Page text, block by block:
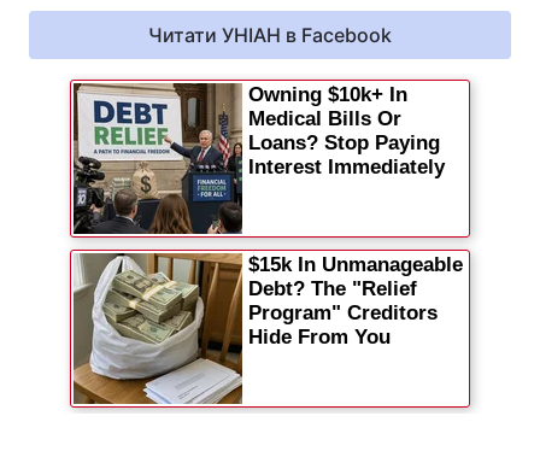
Читати УНІАН в Facebook